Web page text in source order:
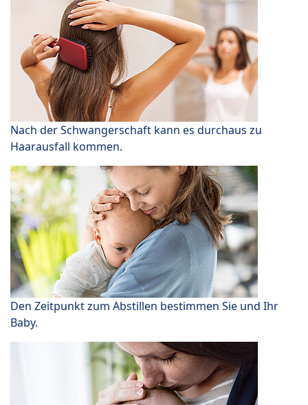
Nach der Schwangerschaft kann es durchaus zu
Haarausfall kommen.
Den Zeitpunkt zum Abstillen bestimmen Sie und Ihr
Baby.